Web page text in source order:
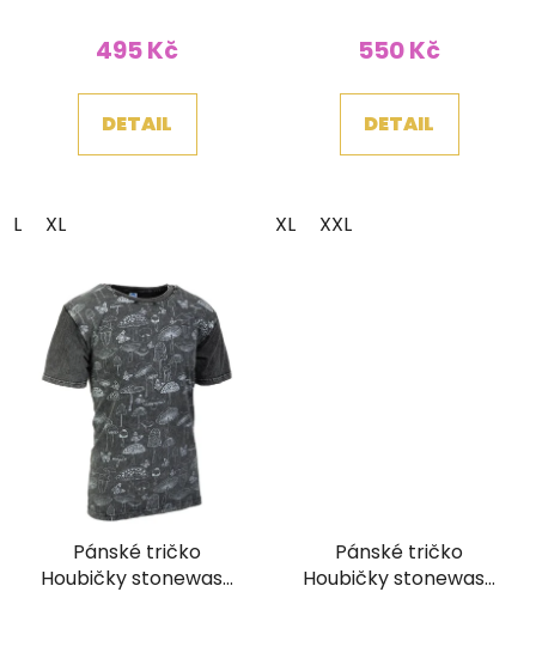
495 Kč
DETAIL
L XL
550 Kč
DETAIL
XL XXL
Pánské tričko
Houbičky stonewash
Pánské tričko
Houbičky stonewash